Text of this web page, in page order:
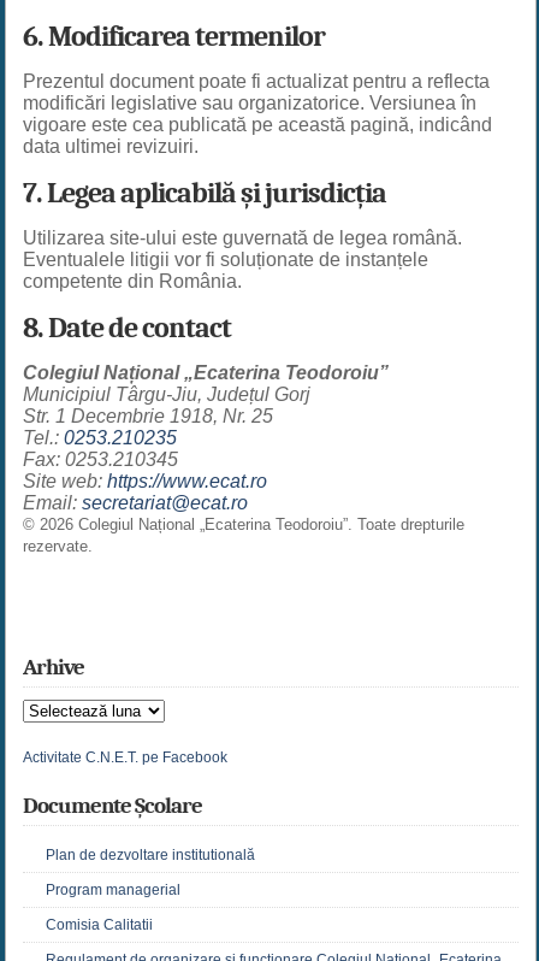
6. Modificarea termenilor
Prezentul document poate fi actualizat pentru a reflecta
modificări legislative sau organizatorice. Versiunea în
vigoare este cea publicată pe această pagină, indicând
data ultimei revizuiri.
7. Legea aplicabilă și jurisdicția
Utilizarea site-ului este guvernată de legea română.
Eventualele litigii vor fi soluționate de instanțele
competente din România.
8. Date de contact
Colegiul Național „Ecaterina Teodoroiu”
Municipiul Târgu-Jiu, Județul Gorj
Str. 1 Decembrie 1918, Nr. 25
Tel.: 0253.210235
Fax: 0253.210345
Site web: https://www.ecat.ro
Email: secretariat@ecat.ro
© 2026Colegiul Național „Ecaterina Teodoroiu”. Toate drepturile
rezervate.
Arhive
Arhive
Activitate C.N.E.T. pe Facebook
Documente Școlare
Plan de dezvoltare institutională
Program managerial
Comisia Calitatii